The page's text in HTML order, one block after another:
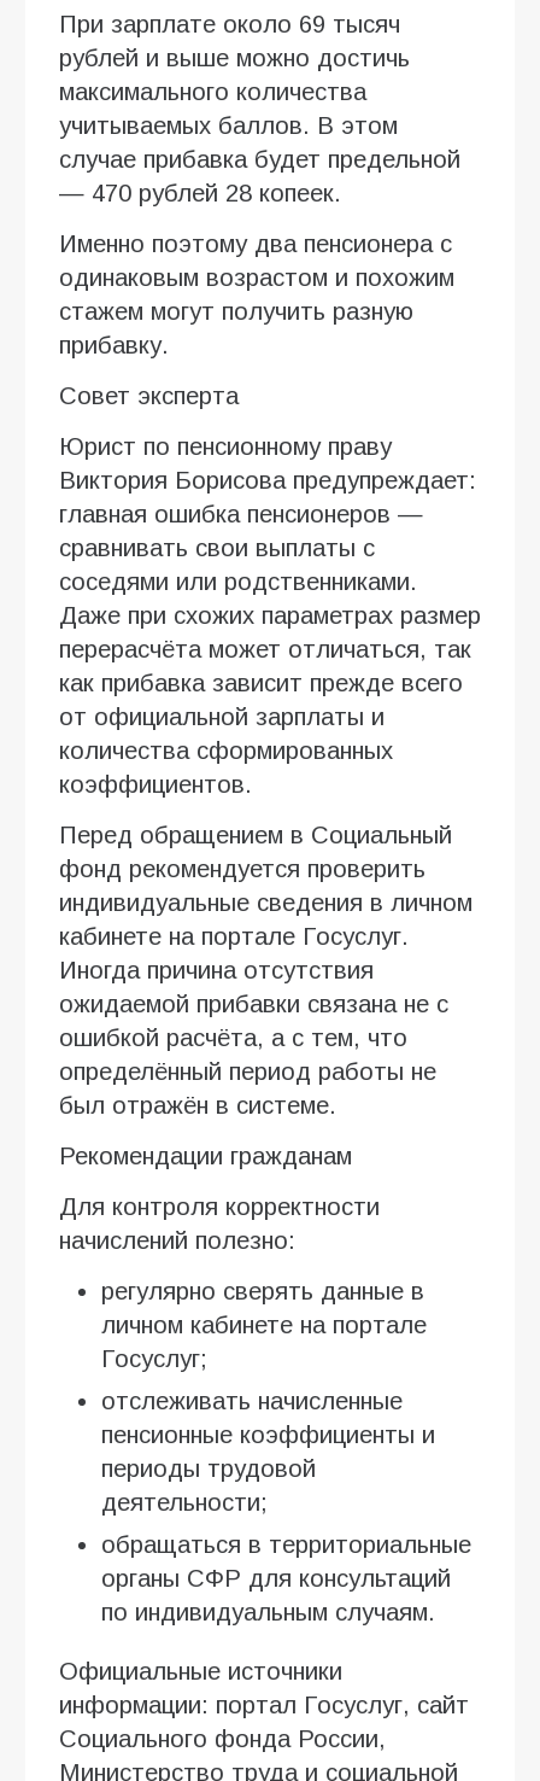
При зарплате около 69 тысяч
рублей и выше можно достичь
максимального количества
учитываемых баллов. В этом
случае прибавка будет предельной
— 470 рублей 28 копеек.
Именно поэтому два пенсионера с
одинаковым возрастом и похожим
стажем могут получить разную
прибавку.
Совет эксперта
Юрист по пенсионному праву
Виктория Борисова предупреждает:
главная ошибка пенсионеров —
сравнивать свои выплаты с
соседями или родственниками.
Даже при схожих параметрах размер
перерасчёта может отличаться, так
как прибавка зависит прежде всего
от официальной зарплаты и
количества сформированных
коэффициентов.
Перед обращением в Социальный
фонд рекомендуется проверить
индивидуальные сведения в личном
кабинете на портале Госуслуг.
Иногда причина отсутствия
ожидаемой прибавки связана не с
ошибкой расчёта, а с тем, что
определённый период работы не
был отражён в системе.
Рекомендации гражданам
Для контроля корректности
начислений полезно:
регулярно сверять данные в
личном кабинете на портале
Госуслуг;
отслеживать начисленные
пенсионные коэффициенты и
периоды трудовой
деятельности;
обращаться в территориальные
органы СФР для консультаций
по индивидуальным случаям.
Официальные источники
информации: портал Госуслуг, сайт
Социального фонда России,
Министерство труда и социальной